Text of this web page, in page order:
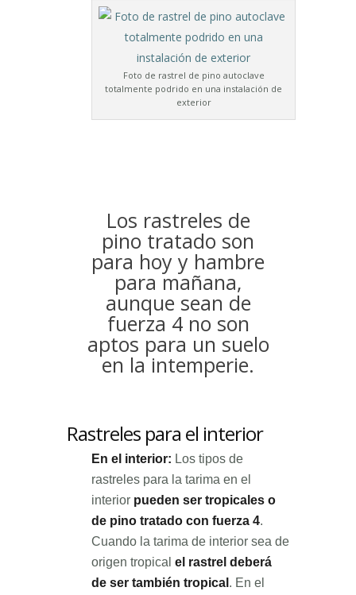
Foto de rastrel de pino autoclave
totalmente podrido en una instalación de
exterior
Los rastreles de
pino tratado son
para hoy y hambre
para mañana,
aunque sean de
fuerza 4 no son
aptos para un suelo
en la intemperie.
Rastreles para el interior
En el interior: Los tipos de
rastreles para la tarima en el
interior pueden ser tropicales o
de pino tratado con fuerza 4.
Cuando la tarima de interior sea de
origen tropical el rastrel deberá
de ser también tropical . En el